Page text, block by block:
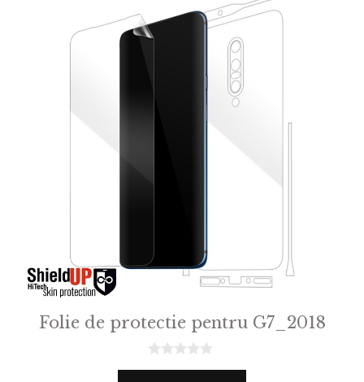
Folie de protectie pentru G7_2018
0